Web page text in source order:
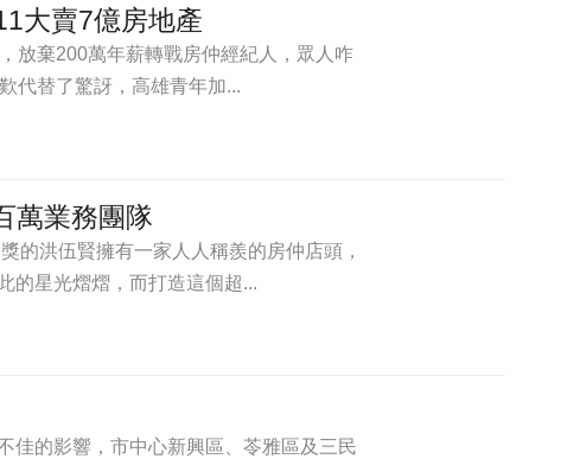
大賣7億房地產
放棄200萬年薪轉戰房仲經紀人，眾人咋
代替了驚訝，高雄青年加...
萬業務團隊
的洪伍賢擁有一家人人稱羨的房仲店頭，
的星光熠熠，而打造這個超...
佳的影響，市中心新興區、苓雅區及三民